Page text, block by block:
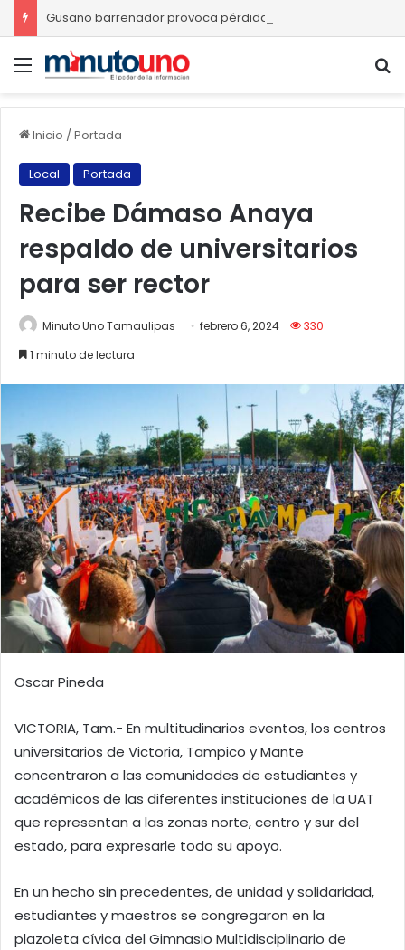
Menú
Inicio /Portada
Local Portada
Recibe Dámaso Anaya
respaldo de universitarios
para ser rector
Minuto Uno Tamaulipas febrero 6, 2024
330
1 minuto de lectura
Oscar Pineda
VICTORIA, Tam.- En multitudinarios eventos, los centros
universitarios de Victoria, Tampico y Mante
concentraron a las comunidades de estudiantes y
académicos de las diferentes instituciones de la UAT
que representan a las zonas norte, centro y sur del
estado, para expresarle todo su apoyo.
En un hecho sin precedentes, de unidad y solidaridad,
estudiantes y maestros se congregaron en la
plazoleta cívica del Gimnasio Multidisciplinario de